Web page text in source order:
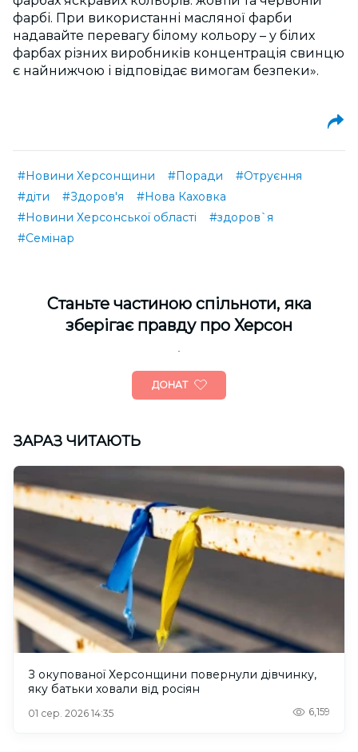
фарбі. При використанні масляної фарби
надавайте перевагу білому кольору – у білих
фарбах різних виробників концентрація свинцю
є найнижчою і відповідає вимогам безпеки».
#Новини Херсонщини #Поради
#Отруєння
#діти
#Здоров'я
#Нова Каховка
#Новини Херсонської області
#здоров`я
#Семінар
Cтаньте частиною спільноти, яка
зберігає правду про Херсон
ДОНАТ
ЗАРАЗ ЧИТАЮТЬ
З окупованої Херсонщини повернули дівчинку,
яку батьки ховали від росіян
01 сер. 2026 14:35 6,159